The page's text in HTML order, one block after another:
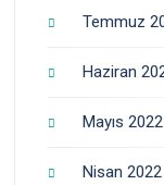
Temmuz
Haziran
Mayıs 2022
Nisan 2022